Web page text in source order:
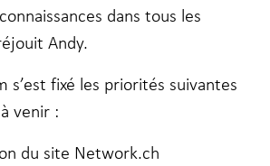
dans tous les
Andy.
s’est fixé les priorités suivantes
venir :
du site Network.ch